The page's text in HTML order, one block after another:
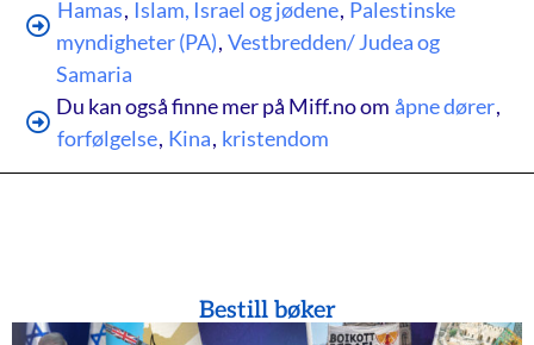
Hamas, Islam, Israel og jødene, Palestinske
myndigheter (PA), Vestbredden/ Judea og
Samaria
Du kan også finne mer på Miff.no om åpne dører,
forfølgelse, Kina, kristendom
Bestill bøker